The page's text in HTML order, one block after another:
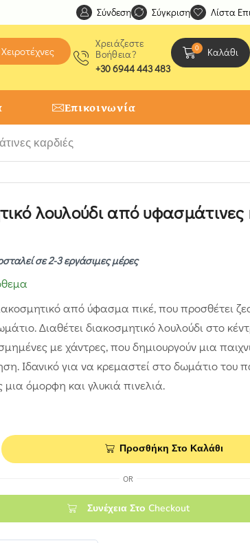
Ανακαλύψτε μοναδικές
Σύνδεση Σύγκριση Λίστα
Χειροτέχνες
Χρειάζεστε
Βοήθεια?
+30 6944 443 483
0 Καλάθι
Επικοινωνία
καρδιές
λουλούδι από υφασμάτινες
σε 2-3 εργάσιμες μέρες
από ύφασμα πικέ, που προσθέτει
Διαθέτει διακοσμητικό λουλούδι στο
με χάντρες, που δημιουργούν μια
Ιδανικό για να κρεμαστεί στο δωμάτιο του
όμορφη και γλυκιά πινελιά.
Προσθήκη Στο Καλάθι
OR
Συνέχεια Στο Checkout